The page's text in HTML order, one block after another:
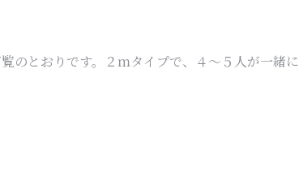
のとおりです。２ｍタイプで、４～５人が一緒